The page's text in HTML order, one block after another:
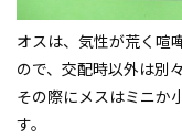
オスは、気性が荒く喧
ので、交配時以外は別
その際にメスはミニか
す。